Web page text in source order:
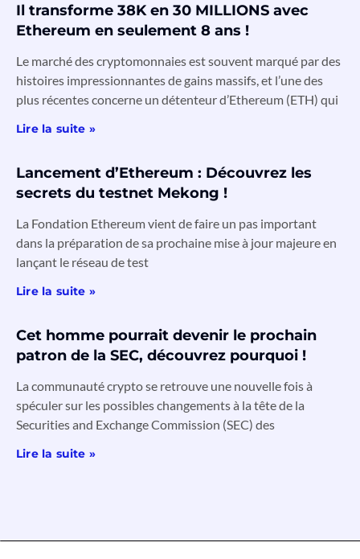
Il transforme 38K en 30 MILLIONS avec
Ethereum en seulement 8 ans !
Le marché des cryptomonnaies est souvent marqué par des
histoires impressionnantes de gains massifs, et l’une des
plus récentes concerne un détenteur d’Ethereum (ETH) qui
Lire la suite »
Lancement d’Ethereum : Découvrez les
secrets du testnet Mekong !
La Fondation Ethereum vient de faire un pas important
dans la préparation de sa prochaine mise à jour majeure en
lançant le réseau de test
Lire la suite »
Cet homme pourrait devenir le prochain
patron de la SEC, découvrez pourquoi !
La communauté crypto se retrouve une nouvelle fois à
spéculer sur les possibles changements à la tête de la
Securities and Exchange Commission (SEC) des
Lire la suite »